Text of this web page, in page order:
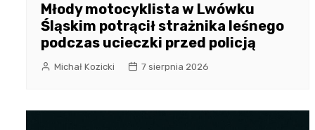
Młody motocyklista w Lwówku
Śląskim potrącił strażnika leśnego
podczas ucieczki przed policją
Michał Kozicki 7 sierpnia 2026